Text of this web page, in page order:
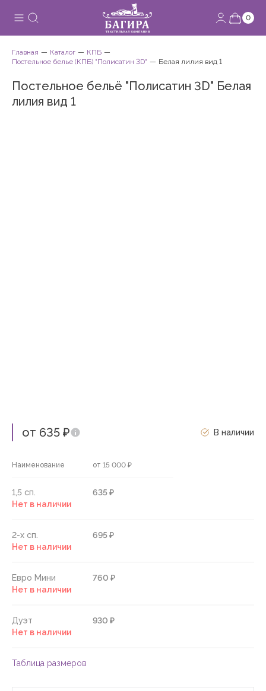
0
Главная Каталог
КПБ
Постельное белье (КПБ) "Полисатин 3D"
Белая лилия вид 1
Постельное бельё "Полисатин 3D" Белая
лилия вид 1
от 635 ₽ В наличии
Наименование от 15 000 ₽
1,5 сп.
635 ₽
Нет в наличии
2-х сп.
695 ₽
Нет в наличии
Евро Мини
760 ₽
Нет в наличии
Дуэт
930 ₽
Нет в наличии
Таблица размеров